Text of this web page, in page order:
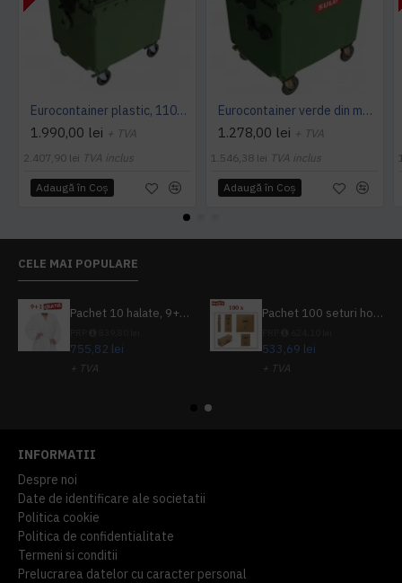
Eurocontainer plastic, 1100 L, verde, capac rotund - Transport Inclus
1.990,00 lei + TVA
2.407,90 lei TVA inclus
Adaugă în Coş
Eurocontainer verde din material plastic, cu capac plat, SULO, 1100 l - Transport Inclus
1.278,00 lei + TVA
1.546,38 lei TVA inclus
Adaugă în Coş
CELE MAI POPULARE
Pachet 10 halate, 9+1 gratuit
755,82 lei
+ TVA
Pachet 100 seturi hoteliere, set dentar, set barbierit, casca de dus, pila unghii, set cusut
533,69 lei
+ TVA
INFORMATII
Despre noi
Date de identificare ale societatii
Politica cookie
Politica de confidentialitate
Termeni si conditii
Prelucrarea datelor cu caracter personal